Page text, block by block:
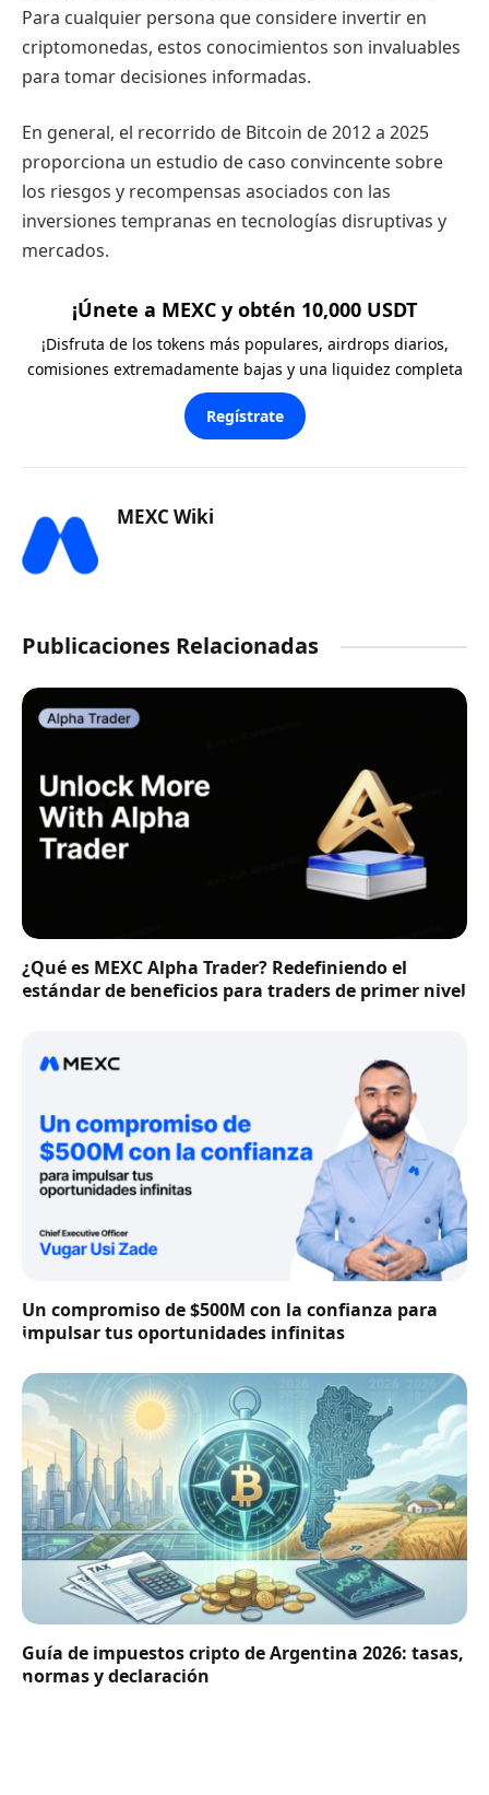
Para cualquier persona que considere invertir en
criptomonedas, estos conocimientos son invaluables
para tomar decisiones informadas.
En general, el recorrido de Bitcoin de 2012 a 2025
proporciona un estudio de caso convincente sobre
los riesgos y recompensas asociados con las
inversiones tempranas en tecnologías disruptivas y
mercados.
¡Únete a MEXC y obtén 10,000 USDT
¡Disfruta de los tokens más populares, airdrops diarios,
comisiones extremadamente bajas y una liquidez completa
Regístrate
MEXC Wiki
Publicaciones Relacionadas
¿Qué es MEXC Alpha Trader? Redefiniendo el
estándar de beneficios para traders de primer nivel
Un compromiso de $500M con la confianza para
impulsar tus oportunidades infinitas
Guía de impuestos cripto de Argentina 2026: tasas,
normas y declaración